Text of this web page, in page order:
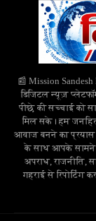
📰 Mission
डिजिटल न्यूज़
पीछे की सच्चाई को
मिल सके। हम
आवाज बनने का प्रयास
के साथ आपके सामने
अपराध, राजनीति,
गहराई से रिपोर्टिंग